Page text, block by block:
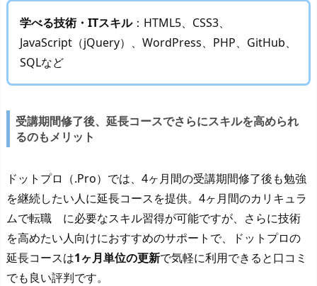
学べる技術・ITスキル：HTML5、CSS3、
JavaScript（jQuery）、WordPress、PHP、GitHub、
SQLなど
受講期間修了後、延長コースでさらにスキルを高められ
るのもメリット
ドットプロ（.Pro）では、4ヶ月間の受講期間修了後も勉強
を継続したい人に延長コースを提供。4ヶ月間のカリキュラ
ムで転職 に必要なスキル習得が可能ですが、さらに技術
を高めたい人向けにおすすめのサポートで、ドットプロの
延長コースは1ヶ月単位の更新で気軽に利用できると口コミ
でも良い評判です。